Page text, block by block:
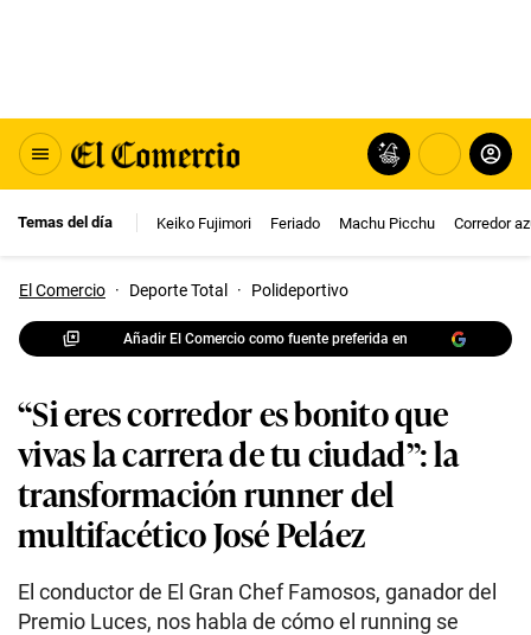
Temas del día Keiko Fujimori Feriado Machu Picchu Corredor
El Comercio · Deporte Total · Polideportivo
Añadir El Comercio como fuente preferida en
“Si eres corredor es bonito que
vivas la carrera de tu ciudad”: la
transformación runner del
multifacético José Peláez
El conductor de El Gran Chef Famosos, ganador del
Premio Luces, nos habla de cómo el running se